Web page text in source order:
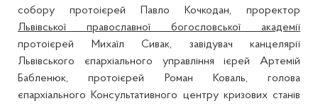
собору протоієрей Павло Кочкодан, проректор
Львівської православної богословської академії
протоієрей Михаїл Сивак, завідувач канцелярії
Львівського єпархіального управління ієрей Артемій
Бабленюк, протоієрей Роман Коваль, голова
єпархіального Консультативного центру кризових станів